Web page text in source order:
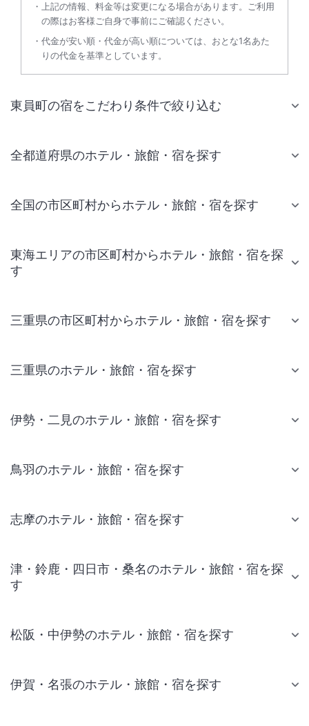
上記の情報、料金等は変更になる場合があります。ご利用
の際はお客様ご自身で事前にご確認ください。
代金が安い順・代金が高い順については、おとな1名あた
りの代金を基準としています。
東員町の宿をこだわり条件で絞り込む
全都道府県のホテル・旅館・宿を探す
全国の市区町村からホテル・旅館・宿を探す
東海エリアの市区町村からホテル・旅館・宿を探
す
三重県の市区町村からホテル・旅館・宿を探す
三重県のホテル・旅館・宿を探す
伊勢・二見のホテル・旅館・宿を探す
鳥羽のホテル・旅館・宿を探す
志摩のホテル・旅館・宿を探す
津・鈴鹿・四日市・桑名のホテル・旅館・宿を探
す
松阪・中伊勢のホテル・旅館・宿を探す
伊賀・名張のホテル・旅館・宿を探す